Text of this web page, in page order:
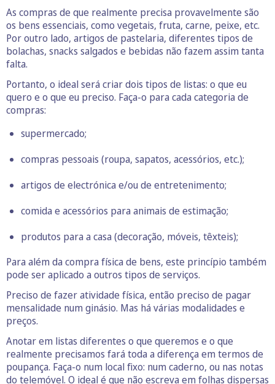
As compras de que realmente precisa provavelmente são
os bens essenciais, como vegetais, fruta, carne, peixe, etc.
Por outro lado, artigos de pastelaria, diferentes tipos de
bolachas, snacks salgados e bebidas não fazem assim tanta
falta.
Portanto, o ideal será criar dois tipos de listas: o que eu
quero e o que eu preciso. Faça-o para cada categoria de
compras:
supermercado;
compras pessoais (roupa, sapatos, acessórios, etc.);
artigos de electrónica e/ou de entretenimento;
comida e acessórios para animais de estimação;
produtos para a casa (decoração, móveis, têxteis);
Para além da compra física de bens, este princípio também
pode ser aplicado a outros tipos de serviços.
Preciso de fazer atividade física, então preciso de pagar
mensalidade num ginásio. Mas há várias modalidades e
preços.
Anotar em listas diferentes o que queremos e o que
realmente precisamos fará toda a diferença em termos de
poupança. Faça-o num local fixo: num caderno, ou nas notas
do telemóvel. O ideal é que não escreva em folhas dispersas